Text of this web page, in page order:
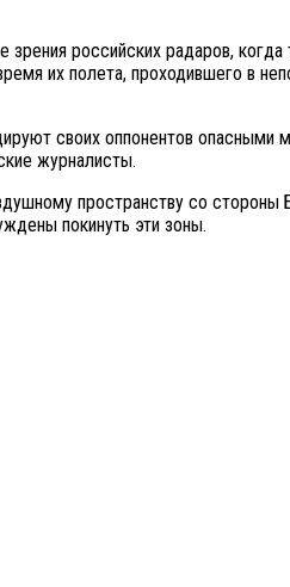
российских радаров, когда
их полета, проходившего в
своих оппонентов опасными
журналисты.
пространству со
покинуть эти зоны.